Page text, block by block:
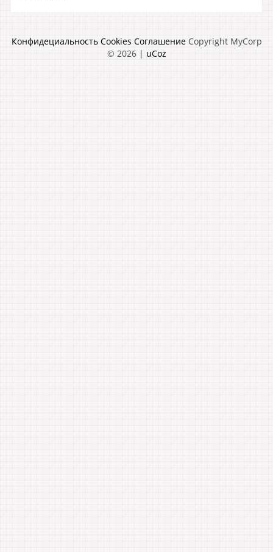
Конфидециальность Cookies Соглашение Copyright MyCorp
© 2026| uCoz